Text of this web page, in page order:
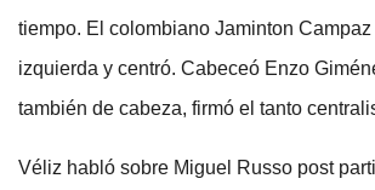
tiempo. El colombiano Jaminton
izquierda y centró. Cabeceó Enzo
también de cabeza, firmó el tanto
Véliz habló sobre Miguel Russo post